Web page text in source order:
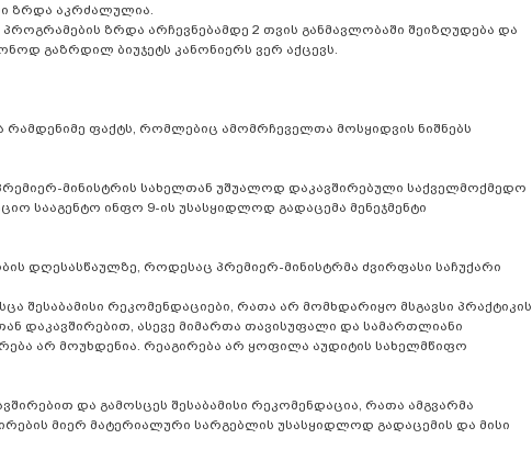
ზრდა აკრძალულია.
ზრდა არჩევნებამდე 2 თვის განმავლობაში შეიზღუდება და
გაზრდილ ბიუჯეტს კანონიერს ვერ აქცევს.
ფაქტს, რომლებიც ამომრჩეველთა მოსყიდვის ნიშნებს
მინისტრის სახელთან უშუალოდ დაკავშირებული საქველმოქმედო
სააგენტო ინფო 9-ის უსასყიდლოდ გადაცემა მენეჯმენტი
დღესასწაულზე, როდესაც პრემიერ-მინისტრმა ძვირფასი საჩუქარი
შესაბამისი რეკომენდაციები, რათა არ მომხდარიყო მსგავსი პრაქტიკის
დაკავშირებით, ასევე მიმართა თავისუფალი და სამართლიანი
არ მოუხდენია. რეაგირება არ ყოფილა აუდიტის სახელმწიფო
და გამოსცეს შესაბამისი რეკომენდაცია, რათა ამგვარმა
მიერ მატერიალური სარგებლის უსასყიდლოდ გადაცემის და მისი